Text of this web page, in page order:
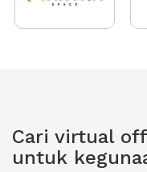
Cari virtual
untuk